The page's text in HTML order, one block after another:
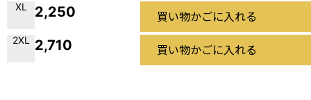
XL 2,250 買い物かごに入れる
2XL 2,710 買い物かごに入れる